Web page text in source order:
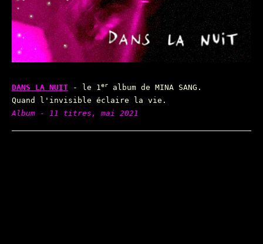
DANS LA NUIT - le 1er
album de MINA SANG.
Quand l'invisible éclaire la vie.
Album - 11 titres, mai 2021